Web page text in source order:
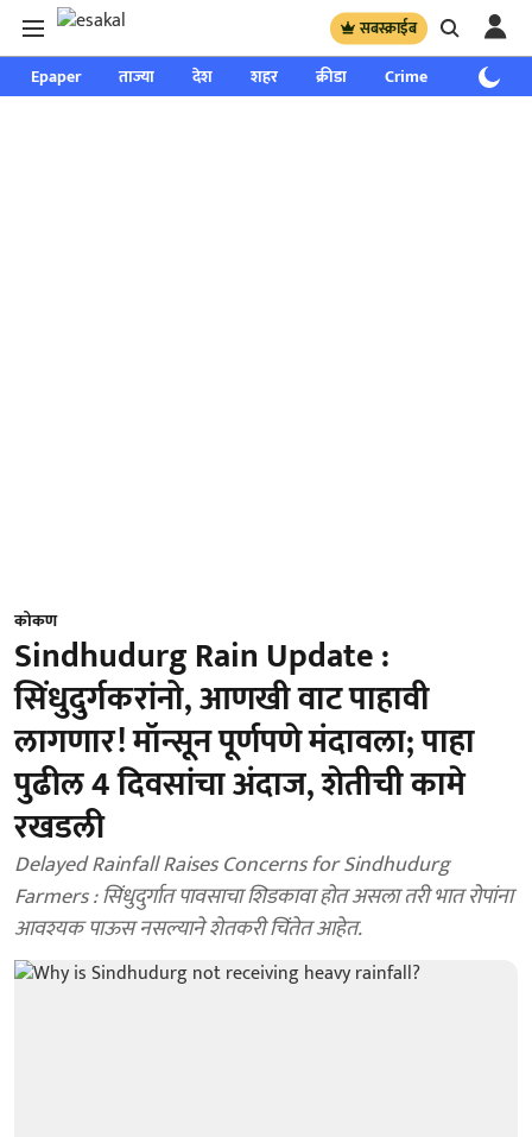
सबस्क्राईब
Epaper ताज्या देश शहर क्रीडा Crime साप्ताहिक
कोकण
Sindhudurg Rain Update :
सिंधुदुर्गकरांनो, आणखी वाट पाहावी
लागणार! मॉन्सून पूर्णपणे मंदावला; पाहा
पुढील 4 दिवसांचा अंदाज, शेतीची कामे
रखडली
Delayed Rainfall Raises Concerns for Sindhudurg
Farmers : सिंधुदुर्गात पावसाचा शिडकावा होत असला तरी भात रोपांना
आवश्यक पाऊस नसल्याने शेतकरी चिंतेत आहेत.